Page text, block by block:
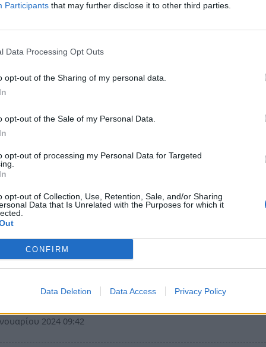
Participants that may further disclose it to other third parties.
Data Processing Opt Outs
opt-out of the Sharing of my personal data.
opt-out of the Sale of my Personal Data.
opt-out of processing my Personal Data for Targeted
opt-out of Collection, Use, Retention, Sale, and/or Sharing
Data that Is Unrelated with the Purposes for which it
CONFIRM
Data Deletion Data Access Privacy Policy
εξέφρασε τα αιτήματα της που έχουν να κάνουν με το
και την στήριξη των τρίτεκνων οικογενειών
2024 10:12
για το «ΔΗΜΟΓΡΑΦΙΚΟ» στο Σύνταγμα από τις
της χώρας
Ο γάμος ομοφύλων καταργεί την
και τη μητρότητα!
γάμο των ομόφυλων ζευγαριών» λένε οι Τρίτεκνοι της
2024 09:42